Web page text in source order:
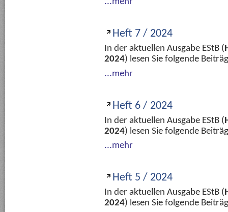
Heft 7 / 2024
In der aktuellen Ausgabe EStB (
2024) lesen Sie folgende
...mehr
Heft 6 / 2024
In der aktuellen Ausgabe EStB (
2024) lesen Sie folgende
...mehr
Heft 5 / 2024
In der aktuellen Ausgabe EStB (
2024) lesen Sie folgende